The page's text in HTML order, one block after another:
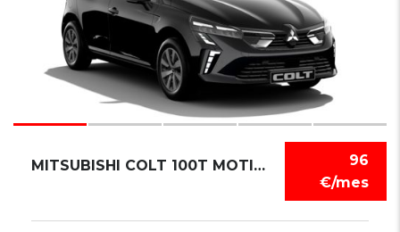
96
€/mes
MITSUBISHI COLT 100T MOTION